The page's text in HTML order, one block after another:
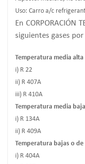
Uso: Carro a/c
En CORPORACIÓN
siguientes gases
Temperatura media alta
i) R 22
ii) R 407A
iii) R 410A
Temperatura media baja
i) R 134A
ii) R 409A
Temperatura bajas o
i) R 404A